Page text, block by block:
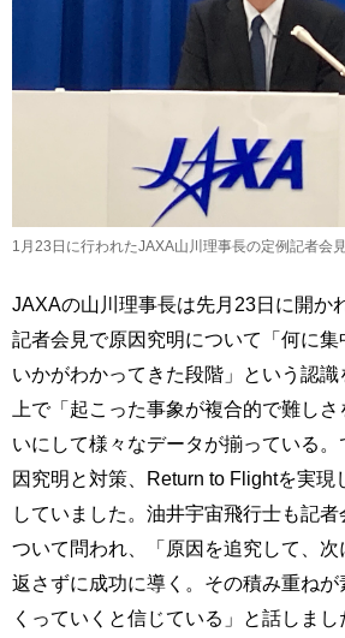
1月23日に行われたJAXA山川理事長の定例記者会見
JAXAの山川理事長は先月23日に開か
記者会見で原因究明について「何に
いかがわかってきた段階」という認
上で「起こった事象が複合的で難し
いにして様々なデータが揃っている
因究明と対策、Return to Flightを実現
していました。油井宇宙飛行士も記
ついて問われ、「原因を追究して、次
返さずに成功に導く。その積み重ね
くっていくと信じている」と話しまし